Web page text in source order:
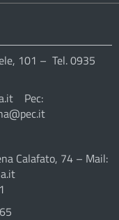
101 – Tel. 0935
Pec:
Calafato, 74 – Mail: